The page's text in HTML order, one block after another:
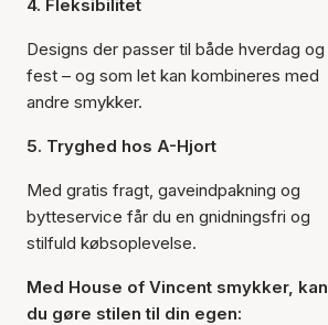
4. Fleksibilitet
Designs der passer til både hverdag og
fest – og som let kan kombineres med
andre smykker.
5. Tryghed hos A-Hjort
Med gratis fragt, gaveindpakning og
bytteservice får du en gnidningsfri og
stilfuld købsoplevelse.
Med House of Vincent smykker, kan
du gøre stilen til din egen: